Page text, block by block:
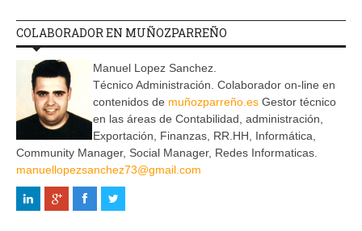
COLABORADOR EN MUÑOZPARREÑO
Manuel Lopez Sanchez.
Técnico Administración. Colaborador on-line en
contenidos de muñozparreño.es Gestor técnico
en las áreas de Contabilidad, administración,
Exportación, Finanzas, RR.HH, Informática,
Community Manager, Social Manager, Redes Informaticas.
manuellopezsanchez73@gmail.com